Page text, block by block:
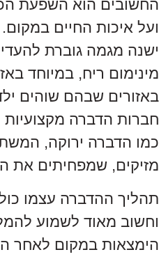
החשובים הוא השפעת
ועל איכות החיים
ישנה מגמה גוברת
מינימום ריח, במיוחד
באזורים שבהם שוהים
חברות הדברה מקצועיות
כמו הדברה ירוקה,
מזיקים, שמפחיתים את
תהליך ההדברה עצמו
וחשוב מאוד לשמוע
הימצאות במקום לאחר